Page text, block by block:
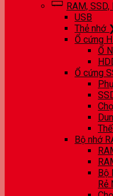
RAM, SSD,
USB
Thẻ nhớ
Ổ cứng
Ổ
Ổ cứng
Bộ nhớ
Bộ
Rẻ